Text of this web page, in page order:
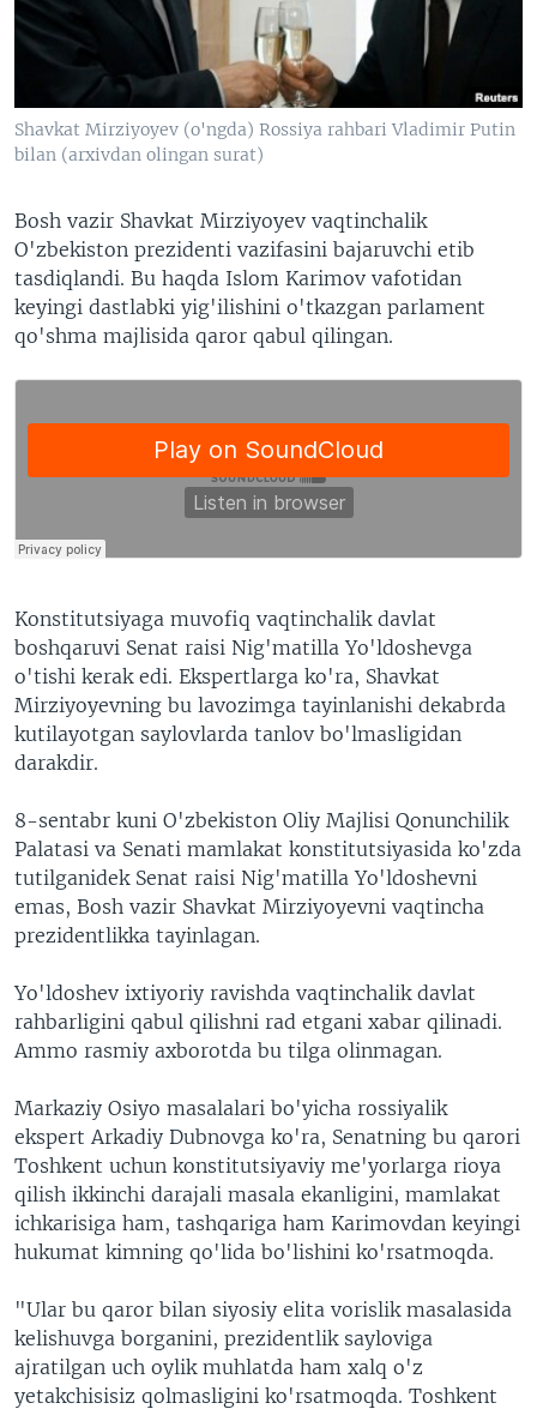
XABARLAR SURATLARDA
ODNOKLASSNIKI
TELEGRAM
TWITTER
SOUNDCLOUD
VOA
Shavkat Mirziyoyev (o'ngda) Rossiya rahbari Vladimir Putin
bilan (arxivdan olingan surat)
Bosh vazir Shavkat Mirziyoyev vaqtinchalik
O'zbekiston prezidenti vazifasini bajaruvchi etib
tasdiqlandi. Bu haqda Islom Karimov vafotidan
keyingi dastlabki yig'ilishini o'tkazgan parlament
qo'shma majlisida qaror qabul qilingan.
Konstitutsiyaga muvofiq vaqtinchalik davlat
boshqaruvi Senat raisi Nig'matilla Yo'ldoshevga
o'tishi kerak edi. Ekspertlarga ko'ra, Shavkat
Mirziyoyevning bu lavozimga tayinlanishi dekabrda
kutilayotgan saylovlarda tanlov bo'lmasligidan
darakdir.
8-sentabr kuni O'zbekiston Oliy Majlisi Qonunchilik
Palatasi va Senati mamlakat konstitutsiyasida ko'zda
tutilganidek Senat raisi Nig'matilla Yo'ldoshevni
emas, Bosh vazir Shavkat Mirziyoyevni vaqtincha
prezidentlikka tayinlagan.
Yo'ldoshev ixtiyoriy ravishda vaqtinchalik davlat
rahbarligini qabul qilishni rad etgani xabar qilinadi.
Ammo rasmiy axborotda bu tilga olinmagan.
Markaziy Osiyo masalalari bo'yicha rossiyalik
ekspert Arkadiy Dubnovga ko'ra, Senatning bu qarori
Toshkent uchun konstitutsiyaviy me'yorlarga rioya
qilish ikkinchi darajali masala ekanligini, mamlakat
ichkarisiga ham, tashqariga ham Karimovdan keyingi
hukumat kimning qo'lida bo'lishini ko'rsatmoqda.
"Ular bu qaror bilan siyosiy elita vorislik masalasida
kelishuvga borganini, prezidentlik sayloviga
ajratilgan uch oylik muhlatda ham xalq o'z
yetakchisisiz qolmasligini ko'rsatmoqda. Toshkent